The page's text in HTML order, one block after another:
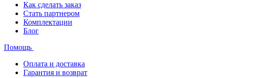
Как сделать заказ
Стать партнером
Комплектации
Блог
Помощь
Оплата и доставка
Гарантия и возврат